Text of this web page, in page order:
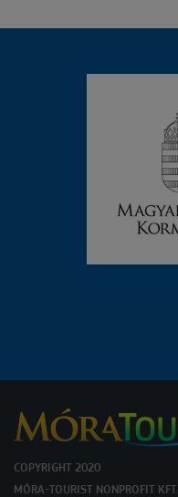
COPYRIGHT 2020
MÓRA-TOURIST NONPROFIT KFT.